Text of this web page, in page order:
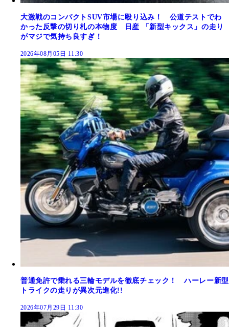
大激戦のコンパクトSUV市場に殴り込み！ 公道テストでわ
かった反撃の切り札の本物度 日産 「新型キックス」の走り
がマジで気持ち良すぎ！
2026年08月05日 11:30
普通免許で乗れる三輪モデルを徹底チェック！ ハーレー新型
トライクの走りが異次元進化!!
2026年07月29日 11:30